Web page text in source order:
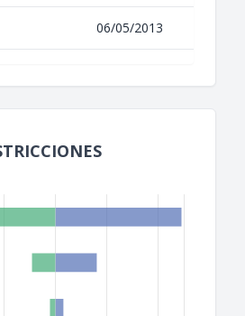
06/05/2013